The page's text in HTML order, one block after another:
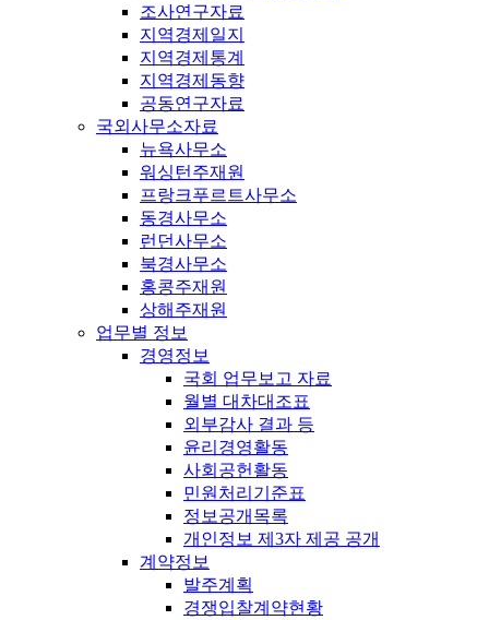
조사연구자료
지역경제일지
지역경제통계
지역경제동향
공동연구자료
국외사무소자료
뉴욕사무소
워싱턴주재원
프랑크푸르트사무소
동경사무소
런던사무소
북경사무소
홍콩주재원
상해주재원
업무별 정보
경영정보
국회 업무보고 자료
월별 대차대조표
외부감사 결과 등
윤리경영활동
사회공헌활동
민원처리기준표
정보공개목록
개인정보 제3자 제공 공개
계약정보
발주계획
경쟁입찰계약현황